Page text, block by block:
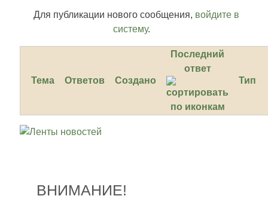
Для публикации нового сообщения, войдите в
систему.
Тема Ответов Создано
Последний
ответ
Тип
ВНИМАНИЕ!